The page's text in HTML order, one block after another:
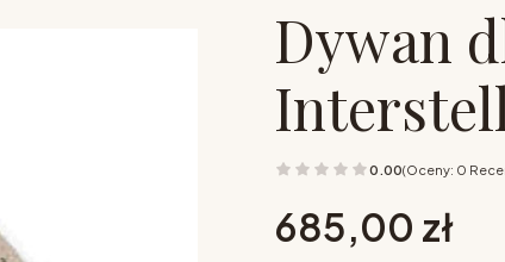
Dywan
0.00(Oceny: 0
Cena
685,00 zł